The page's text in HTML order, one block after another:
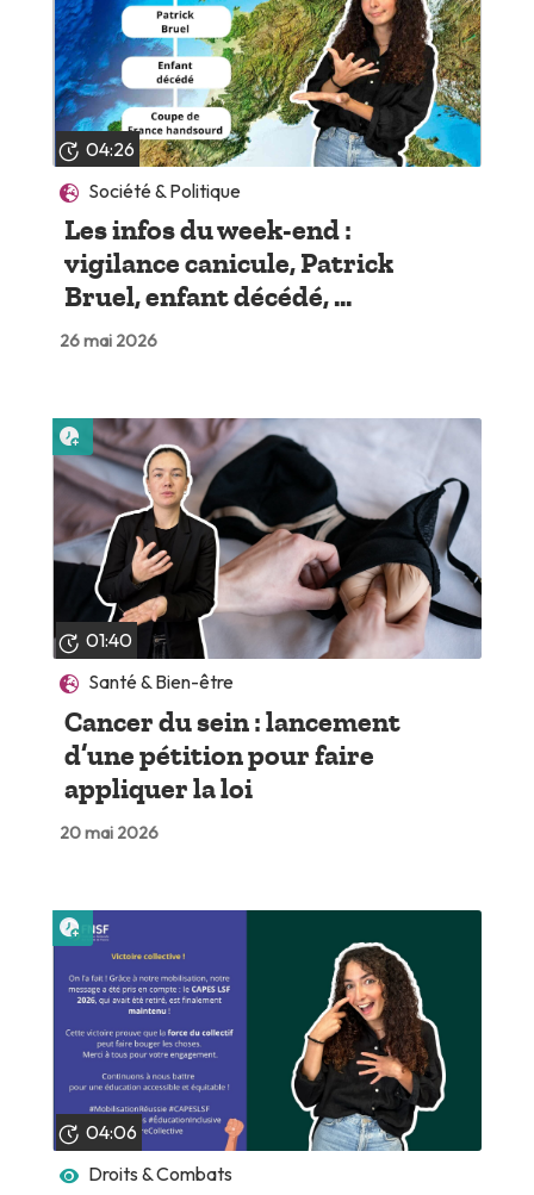
04:26
Société & Politique
Les infos du week-end :
vigilance canicule, Patrick
Bruel, enfant décédé, ...
26 mai 2026
01:40
Santé & Bien-être
Cancer du sein : lancement
d’une pétition pour faire
appliquer la loi
20 mai 2026
Lire plus tard
04:06
Droits & Combats
Lire plus tard